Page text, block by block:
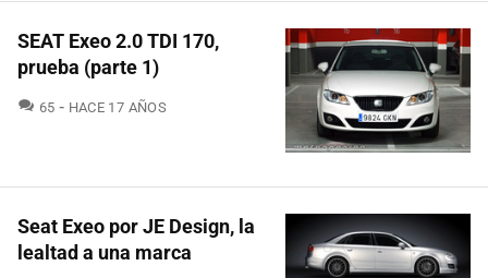
SEAT Exeo 2.0 TDI 170,
prueba (parte 1)
65 COMENTARIOS
HACE 17 AÑOS
Seat Exeo por JE Design, la
lealtad a una marca